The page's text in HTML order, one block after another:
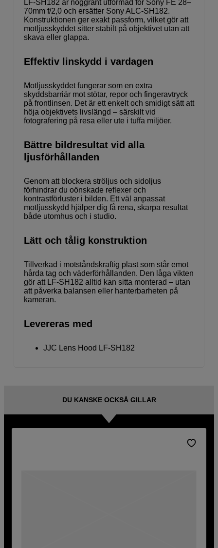
LF-SH182 är noggrant utformad för Sony FE 28–
70mm f/2,0 och ersätter Sony ALC-SH182.
Konstruktionen ger exakt passform, vilket gör att
motljusskyddet sitter stabilt på objektivet utan att
skava eller glappa.
Effektiv linskydd i vardagen
Motljusskyddet fungerar som en extra
skyddsbarriär mot stötar, repor och fingeravtryck
på frontlinsen. Det är ett enkelt och smidigt sätt att
höja objektivets livslängd – särskilt vid
fotografering på resa eller ute i tuffa miljöer.
Bättre bildresultat vid alla
ljusförhållanden
Genom att blockera ströljus och sidoljus
förhindrar du oönskade reflexer och
kontrastförluster i bilden. Ett väl anpassat
motljusskydd hjälper dig få rena, skarpa resultat
både utomhus och i studio.
Lätt och tålig konstruktion
Tillverkad i motståndskraftig plast som står emot
hårda tag och väderförhållanden. Den låga vikten
gör att LF-SH182 alltid kan sitta monterad – utan
att påverka balansen eller hanterbarheten på
kameran.
Levereras med
JJC Lens Hood LF-SH182
DU KANSKE OCKSÅ GILLAR